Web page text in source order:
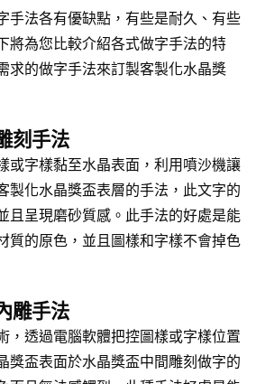
手法各有優缺點，有些是耐久、有些
將為您比較介紹各式做字手法的特
求的做字手法來訂製客製化水晶獎
刻手法
或字樣黏至水晶表面，利用噴沙機讓
製化水晶獎盃表層的手法，此文字的
且呈現磨砂質感。此手法的好處是能
質的原色，並且圖樣和字樣不會掉色
雕手法
，透過電腦軟體把控圖樣或字樣位置
獎盃表面於水晶獎盃中間雕刻做字的